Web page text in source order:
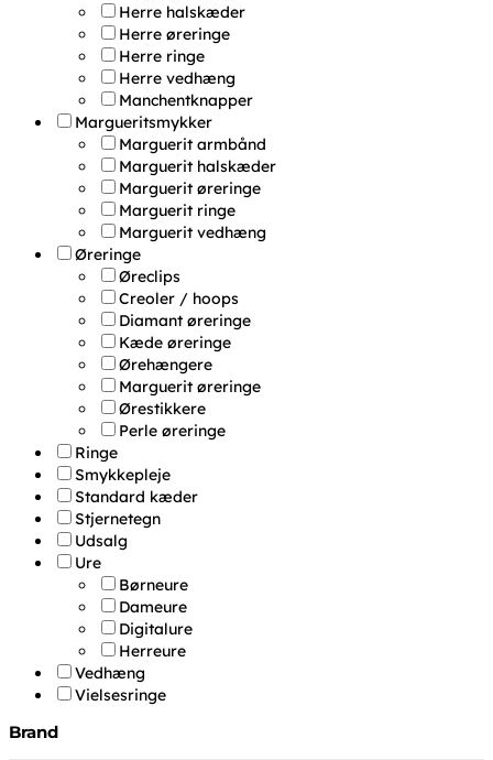
Herre halskæder
Herre øreringe
Herre ringe
Herre vedhæng
Manchentknapper
Margueritsmykker
Marguerit armbånd
Marguerit halskæder
Marguerit øreringe
Marguerit ringe
Marguerit vedhæng
Øreringe
Øreclips
Creoler / hoops
Diamant øreringe
Kæde øreringe
Ørehængere
Marguerit øreringe
Ørestikkere
Perle øreringe
Ringe
Smykkepleje
Standard kæder
Stjernetegn
Udsalg
Ure
Børneure
Dameure
Digitalure
Herreure
Vedhæng
Vielsesringe
Brand